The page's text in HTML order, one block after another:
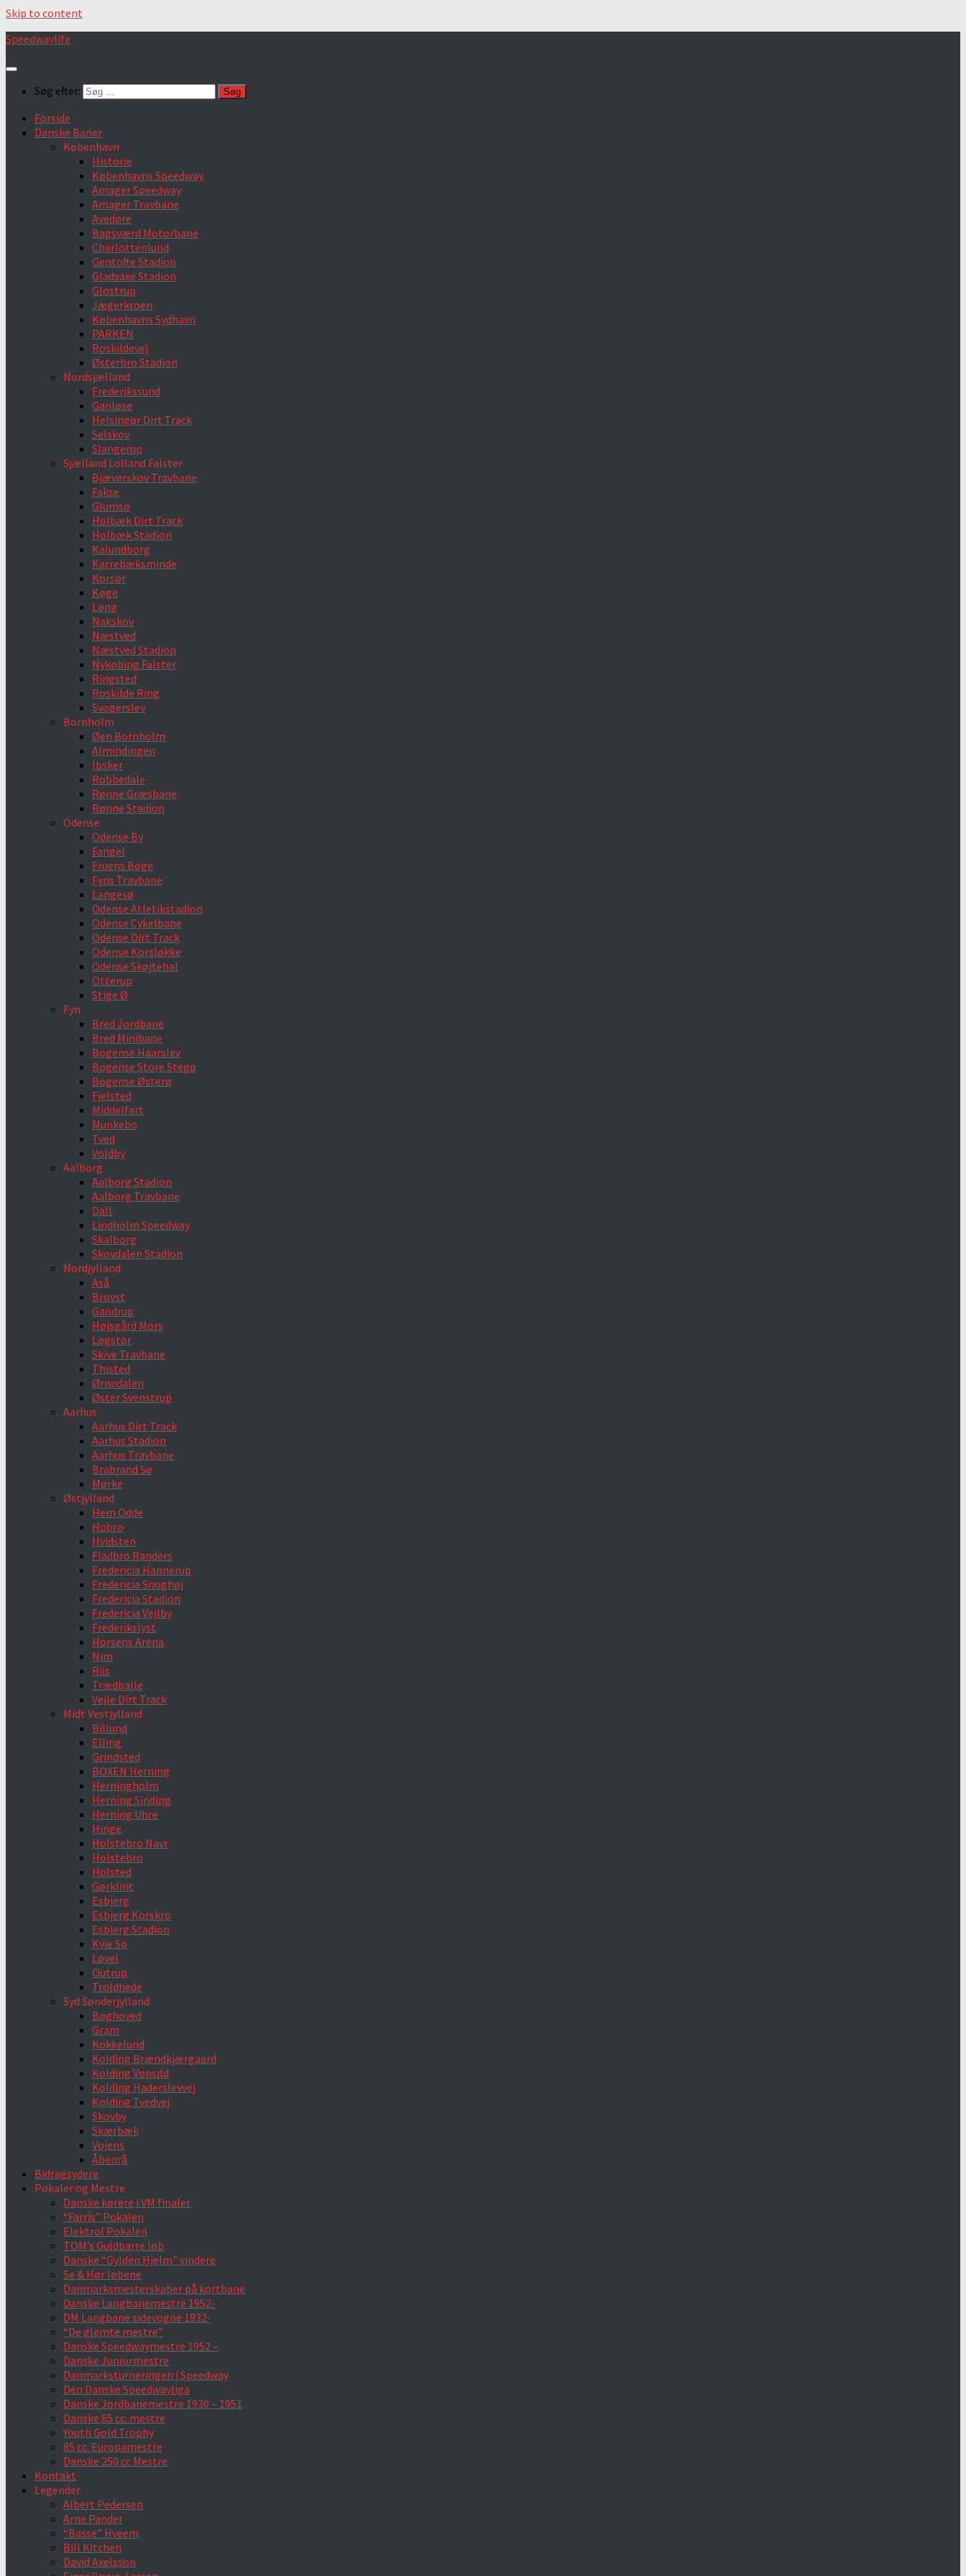
Skip to content
Speedwaylife
Søg efter:
Forside
Danske Baner
København
Historie
Københavns Speedway.
Amager Speedway
Amager Travbane
Avedøre
Bagsværd Motorbane
Charlottenlund
Gentofte Stadion
Gladsaxe Stadion
Glostrup
Jægerkroen
Københavns Sydhavn
PARKEN
Roskildevej
Østerbro Stadion
Nordsjælland
Frederikssund
Ganløse
Helsingør Dirt Track
Selskov
Slangerup
Sjælland Lolland Falster
Bjæverskov Travbane
Fakse
Glumsø
Holbæk Dirt Track
Holbæk Stadion
Kalundborg
Karrebæksminde
Korsør
Køge
Løng
Nakskov
Næstved
Næstved Stadion
Nykøbing Falster
Ringsted
Roskilde Ring
Svogerslev
Bornholm
Øen Bornholm
Almindingen
Ibsker
Robbedale
Rønne Græsbane
Rønne Stadion
Odense
Odense By
Fangel
Fruens Bøge
Fyns Travbane
Langesø
Odense Atletikstadion
Odense Cykelbane
Odense Dirt Track
Odense Korsløkke
Odense Skøjtehal
Otterup
Stige Ø
Fyn
Bred Jordbane
Bred Minibane
Bogense Haarslev
Bogense Store Stegø
Bogense Østerø
Fjelsted
Middelfart
Munkebo
Tved
Voldby
Aalborg
Aalborg Stadion
Aalborg Travbane
Dall
Lindholm Speedway
Skalborg
Skovdalen Stadion
Nordjylland
Aså
Brovst
Gandrup
Højsgård Mors
Løgstør
Skive Travbane
Thisted
Ørnedalen
Øster Svenstrup
Aarhus
Aarhus Dirt Track
Aarhus Stadion
Aarhus Travbane
Brabrand Sø
Mørke
Østjylland
Hem Odde
Hobro
Hvidsten
Fladbro Randers
Fredericia Hannerup
Fredericia Snoghøj
Fredericia Stadion
Fredericia Vejlby
Frederikslyst
Horsens Arena
Nim
Riis
Trædballe
Vejle Dirt Track
Midt Vestjylland
Billund
Elling
Grindsted
BOXEN Herning
Herningholm
Herning Sinding
Herning Uhre
Hinge
Holstebro Navr
Holstebro
Holsted
Gørklint
Esbjerg
Esbjerg Korskro
Esbjerg Stadion
Kvie Sø
Løvel
Outrup
Troldhede
Syd Sønderjylland
Bøghoved
Gram
Kokkelund
Kolding Brændkjærgaard
Kolding Vonsild
Kolding Haderslevvej
Kolding Tvedvej
Skovby
Skærbæk
Vojens
Åbenrå
Bidragsydere
Pokaler og Mestre
Danske kørere i VM finaler
“Farris” Pokalen
Elektrol Pokalen
TOM’s Guldbarre løb
Danske “Gylden Hjelm” vindere
Se & Hør løbene
Danmarksmesterskaber på kortbane
Danske Langbanemestre 1952-
DM Langbane sidevogne 1932-
“De glemte mestre”
Danske Speedwaymestre 1952 –
Danske Juniormestre
Danmarksturneringen i Speedway
Den Danske Speedwayliga
Danske Jordbanemestre 1930 – 1951
Danske 85 cc. mestre
Youth Gold Trophy
85 cc. Europamestre
Danske 250 cc Mestre
Kontakt
Legender
Albert Pedersen
Arne Pander
“Basse” Hveem
Bill Kitchen
David Axelsson